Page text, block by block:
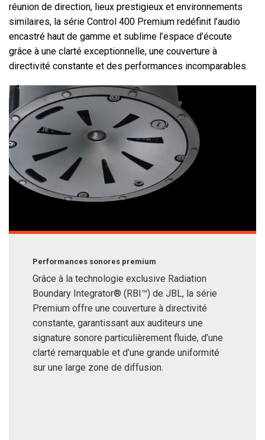
réunion de direction, lieux prestigieux et environnements
similaires, la série Control 400 Premium redéfinit l’audio
encastré haut de gamme et sublime l’espace d’écoute
grâce à une clarté exceptionnelle, une couverture à
directivité constante et des performances incomparables.
Performances sonores premium
Grâce à la technologie exclusive Radiation
Boundary Integrator® (RBI™) de JBL, la série
Premium offre une couverture à directivité
constante, garantissant aux auditeurs une
signature sonore particulièrement fluide, d’une
clarté remarquable et d’une grande uniformité
sur une large zone de diffusion.